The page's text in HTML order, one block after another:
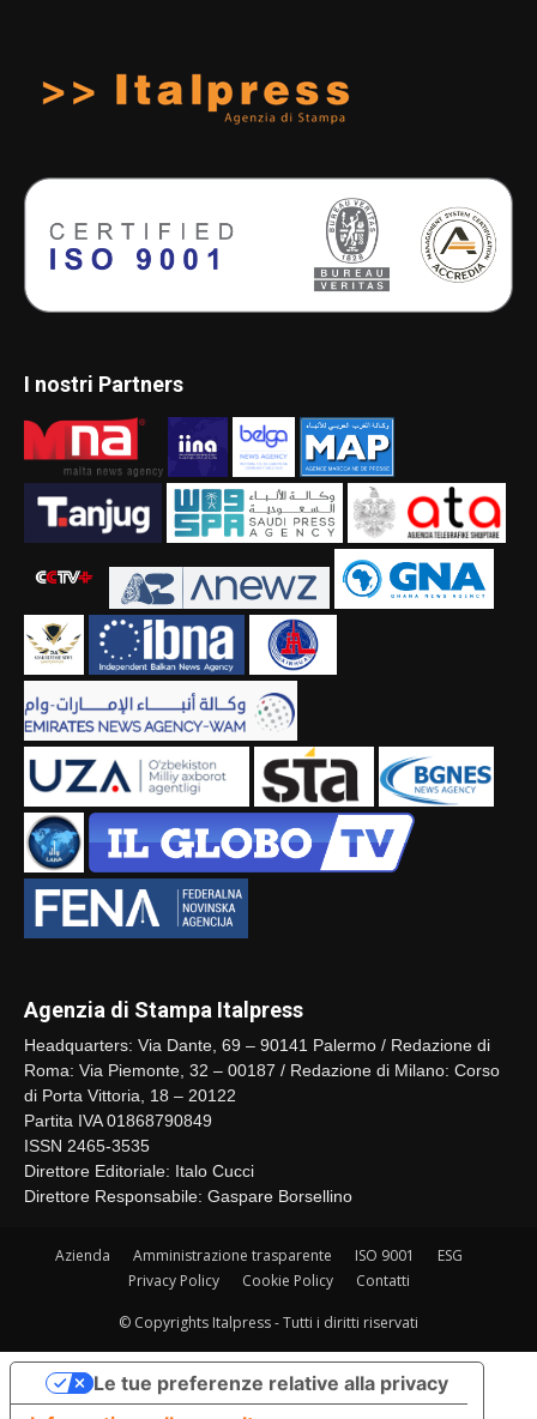
I nostri Partners
Agenzia di Stampa Italpress
Headquarters: Via Dante, 69 – 90141 Palermo / Redazione di
Roma: Via Piemonte, 32 – 00187 / Redazione di Milano: Corso
di Porta Vittoria, 18 – 20122
Partita IVA 01868790849
ISSN 2465-3535
Direttore Editoriale: Italo Cucci
Direttore Responsabile: Gaspare Borsellino
Azienda Amministrazione trasparente ISO 9001
ESG
Privacy Policy
Cookie Policy Contatti
© Copyrights Italpress - Tutti i diritti riservati
Le tue preferenze relative alla privacy